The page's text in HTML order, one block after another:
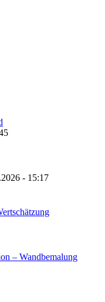
- 15:17
– Wandbemalung